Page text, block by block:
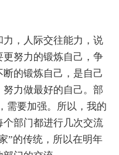
，人际交往能力，说
努力的锻炼自己，争
的锻炼自己，是自己
力做最好的自己。部
需要加强。所以，我的
部门都进行几次交流
”的传统，所以在明年